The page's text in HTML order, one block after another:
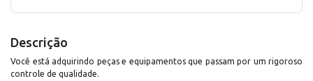
Descrição
Você está adquirindo peças e equipamentos que passam por um rigoroso
controle de qualidade.